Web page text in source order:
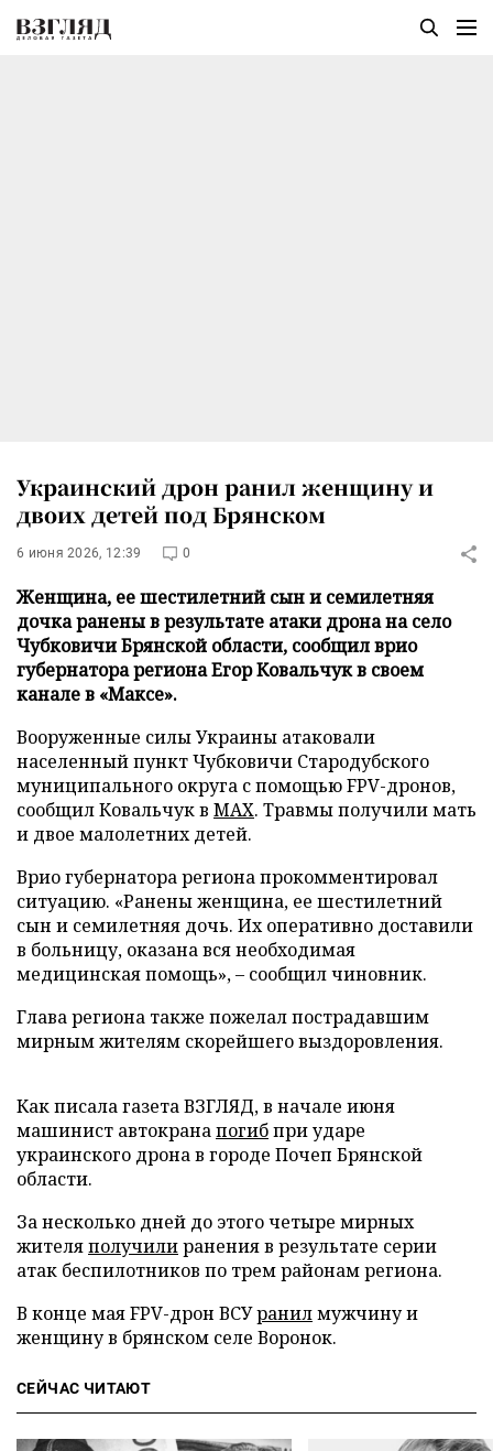
Украинский дрон ранил женщину и
двоих детей под Брянском
6 июня 2026, 12:39 0
Женщина, ее шестилетний сын и семилетняя
дочка ранены в результате атаки дрона на село
Чубковичи Брянской области, сообщил врио
губернатора региона Егор Ковальчук в своем
канале в «Максе».
Вооруженные силы Украины атаковали
населенный пункт Чубковичи Стародубского
муниципального округа с помощью FPV-дронов,
сообщил Ковальчук в MAX. Травмы получили мать
и двое малолетних детей.
Врио губернатора региона прокомментировал
ситуацию. «Ранены женщина, ее шестилетний
сын и семилетняя дочь. Их оперативно доставили
в больницу, оказана вся необходимая
медицинская помощь», – сообщил чиновник.
Глава региона также пожелал пострадавшим
мирным жителям скорейшего выздоровления.
Как писала газета ВЗГЛЯД, в начале июня
машинист автокранапогибпри ударе
украинского дрона в городе Почеп Брянской
области.
За несколько дней до этого четыре мирных
жителяполучилиранения в результате серии
атак беспилотников по трем районам региона.
В конце мая FPV-дрон ВСУранилмужчину и
женщину в брянском селе Воронок.
СЕЙЧАС ЧИТАЮТ